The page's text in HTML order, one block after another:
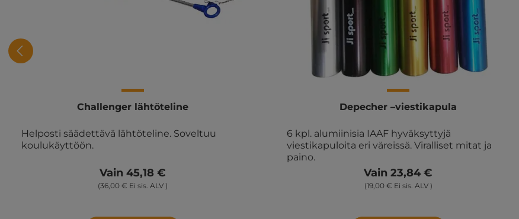
Challenger lähtöteline
Helposti säädettävä lähtöteline. Soveltuu
koulukäyttöön.
Vain 45,18 €
(36,00 € Ei sis. ALV )
Depecher –viestikapula
6 kpl. alumiinisia IAAF hyväksyttyjä
viestikapuloita eri väreissä. Viralliset mitat ja
paino.
Vain 23,84 €
(19,00 € Ei sis. ALV )